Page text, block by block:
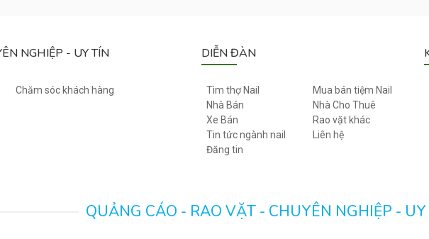
NGHIỆP - UY TÍN
Chăm sóc khách hàng
DIỄN ĐÀN
Tìm thợ Nail
Mua bán tiệm Nail
Nhà Bán
Nhà Cho Thuê
Xe Bán
Rao vặt khác
Tin tức ngành nail
Liên hệ
Đăng tin
QUẢNG CÁO - RAO VẶT - CHUYÊN NGHIỆP -